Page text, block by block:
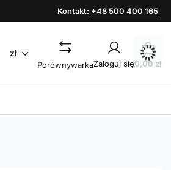
Kontakt: +48 500 400 165
zł
PorównywarkaZaloguj się0,00 zł